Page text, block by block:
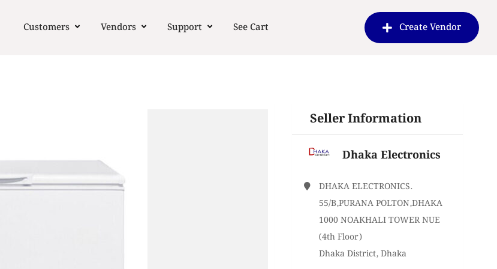
Customers Vendors Support See Cart Create Vendor
Seller Information
Dhaka Electronics
DHAKA ELECTRONICS.
55/B,PURANA POLTON,DHAKA
1000 NOAKHALI TOWER NUE
(4th Floor)
Dhaka District, Dhaka